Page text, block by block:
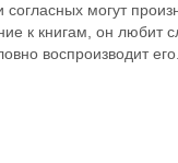
могут
к книгам, он любит
воспроизводит